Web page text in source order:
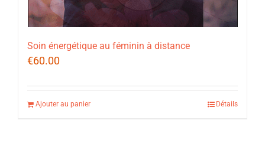
Soin énergétique au féminin à distance
€60.00
Ajouter au panier Détails